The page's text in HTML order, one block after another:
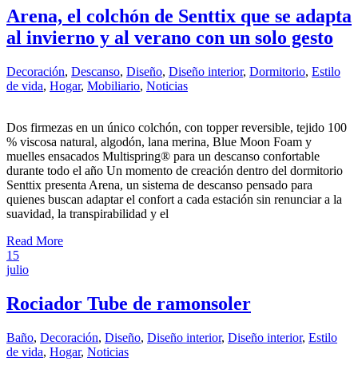
Arena, el colchón de Senttix que se adapta
al invierno y al verano con un solo gesto
Decoración, Descanso, Diseño, Diseño interior, Dormitorio, Estilo
de vida, Hogar, Mobiliario, Noticias
Dos firmezas en un único colchón, con topper reversible, tejido 100
% viscosa natural, algodón, lana merina, Blue Moon Foam y
muelles ensacados Multispring® para un descanso confortable
durante todo el año Un momento de creación dentro del dormitorio
Senttix presenta Arena, un sistema de descanso pensado para
quienes buscan adaptar el confort a cada estación sin renunciar a la
suavidad, la transpirabilidad y el
Read More
15
julio
Rociador Tube de ramonsoler
Baño, Decoración, Diseño, Diseño interior, Diseño interior, Estilo
de vida, Hogar, Noticias